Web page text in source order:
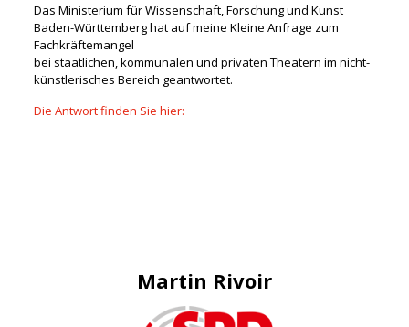
Das Ministerium für Wissenschaft, Forschung und Kunst
Baden-Württemberg hat auf meine Kleine Anfrage zum
Fachkräftemangel
bei staatlichen, kommunalen und privaten Theatern im nicht-
künstlerisches Bereich geantwortet.
Die Antwort finden Sie hier:
Martin Rivoir